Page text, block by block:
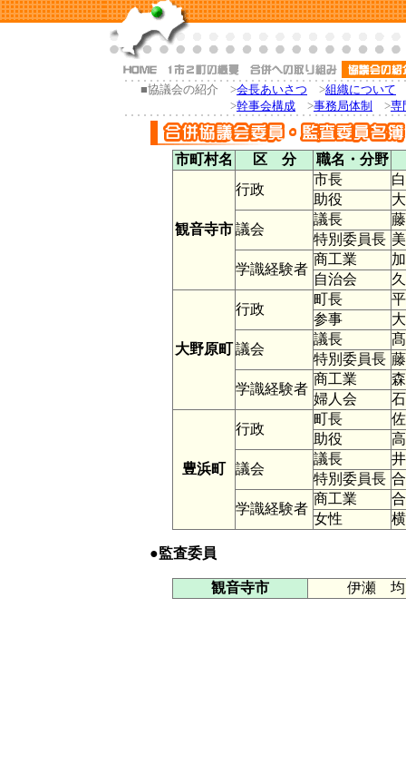
■協議会の紹介 >会長あいさつ >組織について
>幹事会構成 >事務局体制 >専
市町村名 区 分 職名・分野
観音寺市
行政
市長
助役
議会
議長
特別委員長
学識経験者
商工業
自治会
大野原町
行政
町長
参事
議会
議長
特別委員長
学識経験者
商工業
婦人会
豊浜町
行政
町長
助役
議会
議長
特別委員長
学識経験者
商工業
女性
●監査委員
観音寺市 伊瀬 均